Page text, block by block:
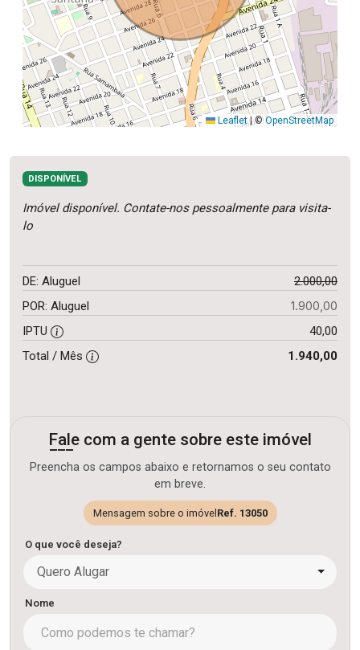
Leaflet |©OpenStreetMap
DISPONÍVEL
Imóvel disponível. Contate-nos pessoalmente para visita-
lo
DE: Aluguel
2.000,00
POR: Aluguel
1.900,00
IPTU
40,00
Total / Mês
1.940,00
Fale com a gente sobre este imóvel
Preencha os campos abaixo e retornamos o seu contato
em breve.
Mensagem sobre o imóvel Ref. 13050
O que você deseja?
Quero Alugar
Nome